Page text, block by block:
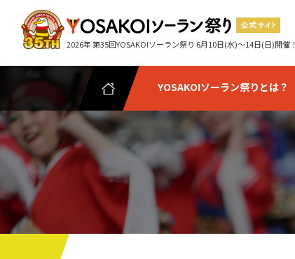
2026年 第35回YOSAKOIソーラン祭り 6月10日(水)～14日(日)開催！
YOSAKOIソーラン祭りとは？